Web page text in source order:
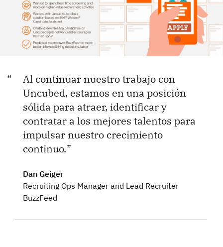
Al continuar nuestro trabajo con
Uncubed, estamos en una posición
sólida para atraer, identificar y
contratar a los mejores talentos para
impulsar nuestro crecimiento
continuo.
Dan Geiger
Recruiting Ops Manager and Lead Recruiter
BuzzFeed